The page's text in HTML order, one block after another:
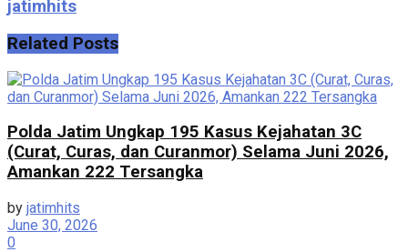
jatimhits
Related Posts
Polda Jatim Ungkap 195 Kasus Kejahatan 3C
(Curat, Curas, dan Curanmor) Selama Juni 2026,
Amankan 222 Tersangka
by jatimhits
June 30, 2026
0